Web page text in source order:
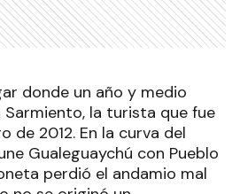
donde un año y medio
la turista que fue
de 2012. En la curva del
Gualeguaychú con Pueblo
perdió el andamio mal